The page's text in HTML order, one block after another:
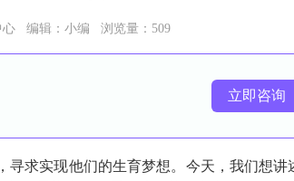
心 编辑：小编 浏览量：509
立即咨询
求实现他们的生育梦想。今天，我们想讲